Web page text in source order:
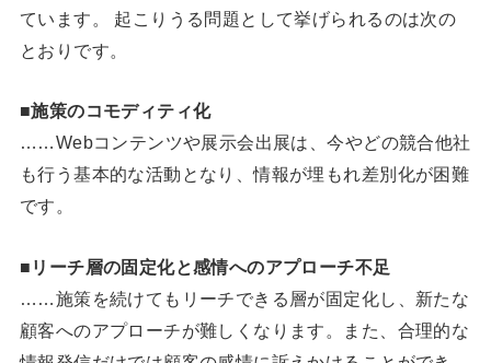
ています。 起こりうる問題として挙げられるのは次の
とおりです。
■施策のコモディティ化
……Webコンテンツや展示会出展は、今やどの競合他社
も行う基本的な活動となり、情報が埋もれ差別化が困難
です。
■リーチ層の固定化と感情へのアプローチ不足
……施策を続けてもリーチできる層が固定化し、新たな
顧客へのアプローチが難しくなります。また、合理的な